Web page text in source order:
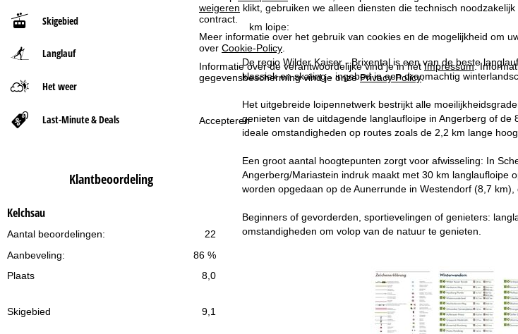
weigeren klikt, gebruiken we alleen diensten die technisch
contract.
Meer informatie over het gebruik van cookies en de mogelijkheid om
over Cookie-Policy
Informatie over de verantwoordelijke vind je in hetImpressum.
gegevensbescherming vind je onzePrivacy Policy.
Accepteren
Skigebied
Langlauf
Het weer
Last-Minute & Deals
Klantbeoordeling
Kelchsau
22
Aantal beoordelingen:
86 %
Aanbeveling:
Plaats
8,0
Skigebied 9,1
t
p
a
n
km loipe:
De regio Wilder Kaiser - Brixental is een van de beste
klassiek en skating - ingebed in een droomachtig
Het uitgebreide loipennetwerk bestrijkt alle
genieten van de uitdagende langlaufloipe in Angerberg of
ideale omstandigheden op routes zoals de 2,2 km lange
Een groot aantal hoogtepunten zorgt voor afwisseling: In
Angerberg/Mariastein indruk maakt met 30 km langlaufloipe
worden opgedaan op de Aunerrunde in Westendorf (8,7
Beginners of gevorderden, sportievelingen of genieters:
omstandigheden om volop van de natuur te genieten.